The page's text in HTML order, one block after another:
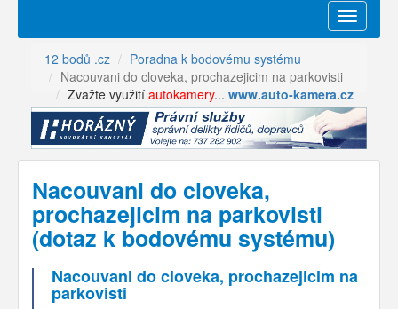
Menu
12 bodů .cz
Poradna k bodovému systému
Nacouvani do cloveka, prochazejicim na parkovisti
Zvažte využití autokamery... www.auto-kamera.cz
Nacouvani do cloveka,
prochazejicim na parkovisti
(dotaz k bodovému systému)
Nacouvani do cloveka, prochazejicim na
parkovisti